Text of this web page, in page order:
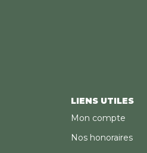
LIENS UTILES
Mon compte
Nos honoraires